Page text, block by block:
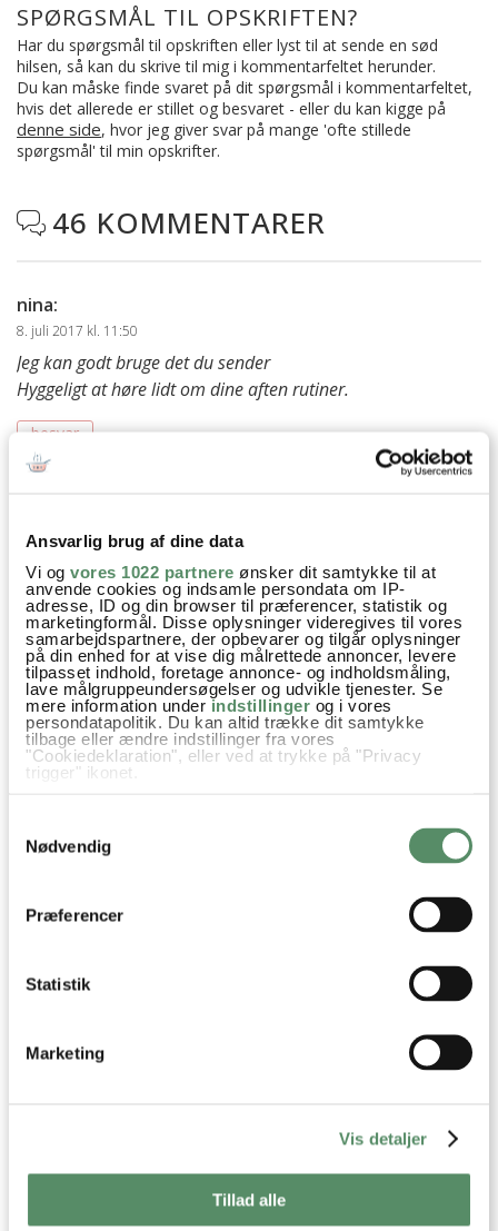
Ansvarlig brug af dine data
Vi og vores 1022 partnere ønsker dit samtykke til at
anvende cookies og indsamle persondata om IP-
adresse, ID og din browser til præferencer, statistik og
marketingformål. Disse oplysninger videregives til vores
samarbejdspartnere, der opbevarer og tilgår oplysninger
på din enhed for at vise dig målrettede annoncer, levere
tilpasset indhold, foretage annonce- og indholdsmåling,
lave målgruppeundersøgelser og udvikle tjenester. Se
mere information underindstillinger og i vores
persondatapolitik. Du kan altid trække dit samtykke
tilbage eller ændre indstillinger fra vores
"Cookiedeklaration", eller ved at trykke på "Privacy
trigger" ikonet.
Indsamle præcise oplysninger om din placering,
der kan være nøjagtig inden for få meter
Identificere din enhed baseret på en scanning af
Nødvendig
Præferencer
Statistik
Marketing
Vis detaljer
Tillad alle
SPØRGSMÅL TIL OPSKRIFTEN?
Har du spørgsmål til opskriften eller lyst til at sende en sød
hilsen, så kan du skrive til mig i kommentarfeltet herunder.
Du kan måske finde svaret på dit spørgsmål i kommentarfeltet,
hvis det allerede er stillet og besvaret - eller du kan kigge på
denne side, hvor jeg giver svar på mange 'ofte stillede
spørgsmål' til min opskrifter.
 46 KOMMENTARER
nina:
8. juli 2017 kl. 11:50
Jeg kan godt bruge det du sender
Hyggeligt at høre lidt om dine aften rutiner.
besvar
Det er jeg glad for at høre :)
besvar
Clara Lycke:
23. oktober 2018 kl. 13:33
Hej,
En lidt læste indlæg men spændende. Kunne du
tænke dig at lave en opdateret version? Jeg
elsker dine opskrifter og vi bruger dem flere
Jeg har brugt Biologique Recherche et stk tid og
virkelig bedre.
Det produkt du nævner kender jeg ikke, men
bliver ret nysgerrig på. Hvor køber du det?